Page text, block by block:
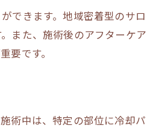
こと
めに
できます。地域密着型のサ
また、施術後のアフターケ
要です。
術中は、特定の部位に冷却